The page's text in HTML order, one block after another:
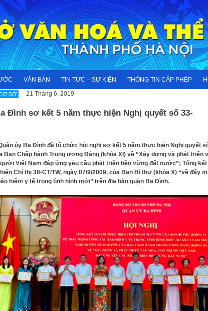
VĂN BẢN TIN TỨC – SỰ KIỆN THÔNG TIN CẤP PHÉP
SỞ 21 Tháng 6, 2019
Đình sơ kết 5 năm thực hiện Nghị quyết số 33-
ủy Ba Đình đã tổ chức hội nghị sơ kết 5 năm thực hiện Nghị quyết
Ban Chấp hành Trung ương Đảng (khóa XI) về “Xây dựng và phát triển
Việt Nam đáp ứng yêu cầu phát triển bền vững đất nước”; Tổng kết
Chỉ thị 38-CT/TW, ngày 07/9/2009, của Ban Bí thư (khóa X) “về đẩy
hiểm y tế trong tình hình mới” trên địa bàn quận Ba Đình.